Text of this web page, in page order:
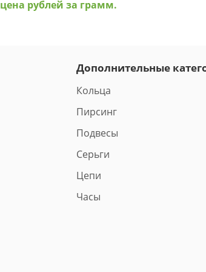
цена рублей за грамм.
Дополнительные
Кольца
Пирсинг
Подвесы
Серьги
Цепи
Часы